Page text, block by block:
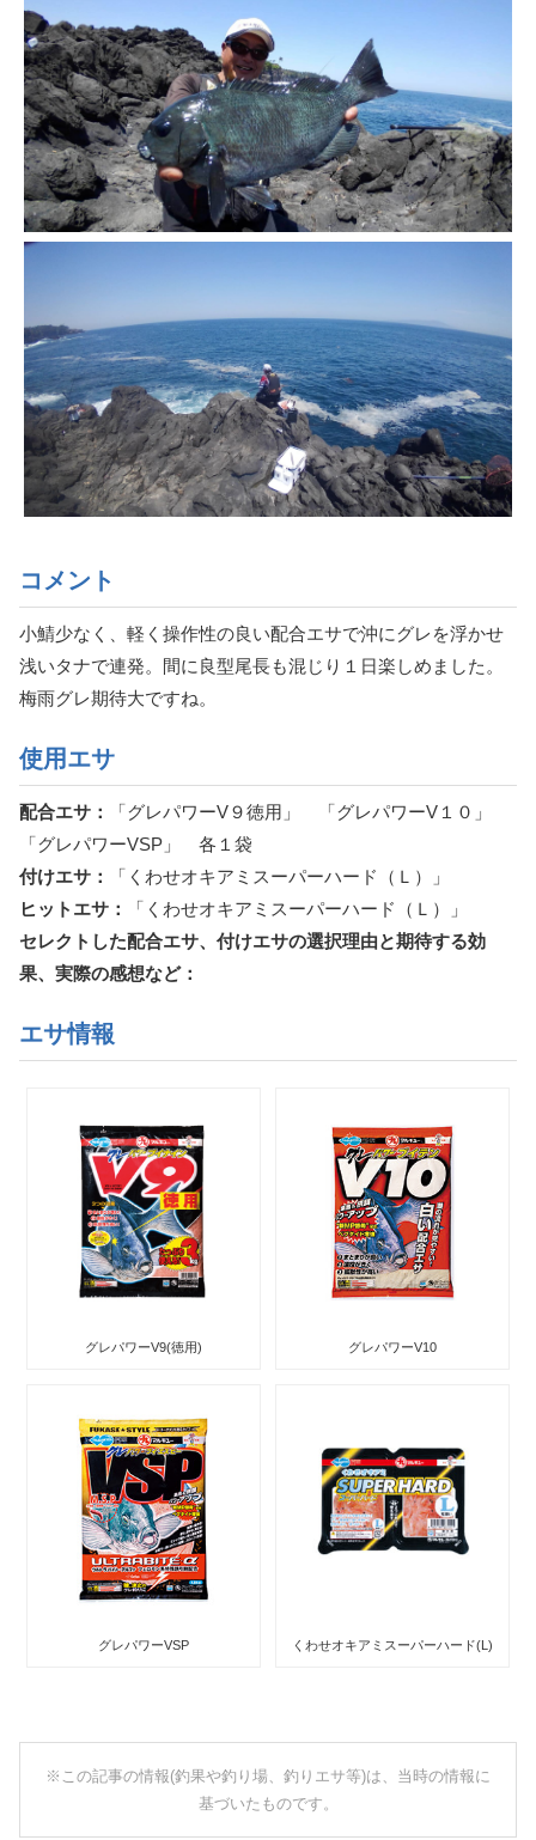
コメント
小鯖少なく、軽く操作性の良い配合エサで沖にグレを浮かせ
浅いタナで連発。間に良型尾長も混じり１日楽しめました。
梅雨グレ期待大ですね。
使用エサ
配合エサ：
「グレパワーV９徳用」 「グレパワーV１０」
「グレパワーVSP」 各１袋
付けエサ：
「くわせオキアミスーパーハード（Ｌ）」
ヒットエサ：
「くわせオキアミスーパーハード（Ｌ）」
セレクトした配合エサ、付けエサの選択理由と期待する効
果、実際の感想など：
エサ情報
グレパワーV9(徳用) グレパワーV10
グレパワーVSP くわせオキアミスーパーハード(L)
※この記事の情報(釣果や釣り場、釣りエサ等)は、当時の情報に
基づいたものです。